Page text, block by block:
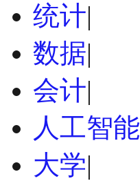
统计|
数据|
会计|
人工智能
大学|